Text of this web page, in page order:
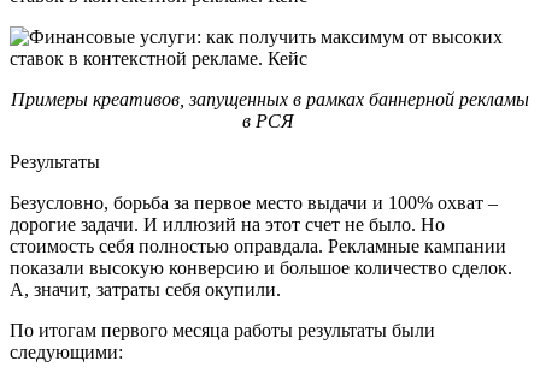
Примеры креативов, запущенных в рамках баннерной рекламы
в РСЯ
Результаты
Безусловно, борьба за первое место выдачи и 100% охват –
дорогие задачи. И иллюзий на этот счет не было. Но
стоимость себя полностью оправдала. Рекламные кампании
показали высокую конверсию и большое количество сделок.
А, значит, затраты себя окупили.
По итогам первого месяца работы результаты были
следующими: